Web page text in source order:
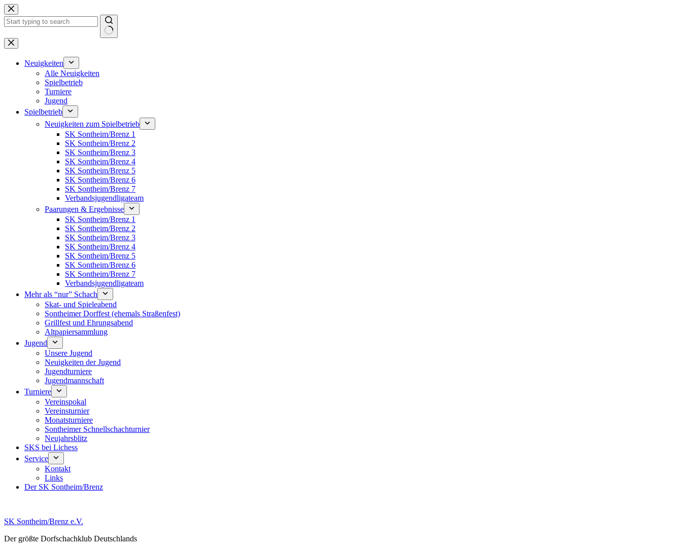
Zum
Inhalt
springen
Keine
Ergebnisse
Neuigkeiten
Alle Neuigkeiten
Spielbetrieb
Turniere
Jugend
Spielbetrieb
Neuigkeiten zum Spielbetrieb
SK Sontheim/Brenz 1
SK Sontheim/Brenz 2
SK Sontheim/Brenz 3
SK Sontheim/Brenz 4
SK Sontheim/Brenz 5
SK Sontheim/Brenz 6
SK Sontheim/Brenz 7
Verbandsjugendligateam
Paarungen & Ergebnisse
SK Sontheim/Brenz 1
SK Sontheim/Brenz 2
SK Sontheim/Brenz 3
SK Sontheim/Brenz 4
SK Sontheim/Brenz 5
SK Sontheim/Brenz 6
SK Sontheim/Brenz 7
Verbandsjugendligateam
Mehr als “nur” Schach
Skat- und Spieleabend
Sontheimer Dorffest (ehemals Straßenfest)
Grillfest und Ehrungsabend
Altpapiersammlung
Jugend
Unsere Jugend
Neuigkeiten der Jugend
Jugendturniere
Jugendmannschaft
Turniere
Vereinspokal
Vereinsturnier
Monatsturniere
Sontheimer Schnellschachturnier
Neujahrsblitz
SKS bei Lichess
Service
Kontakt
Links
Der SK Sontheim/Brenz
SK Sontheim/Brenz e.V.
Der größte Dorfschachklub Deutschlands